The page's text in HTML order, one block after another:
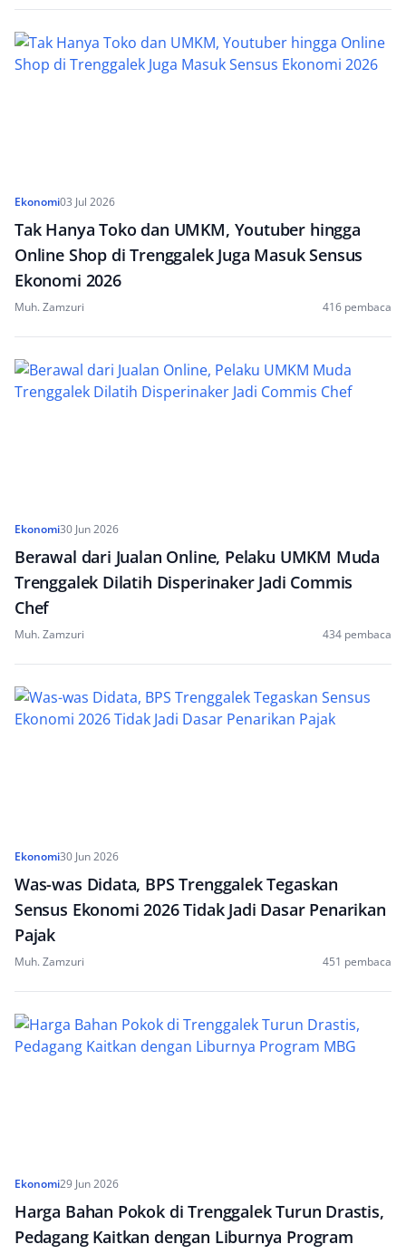
Ekonomi03 Jul 2026
Tak Hanya Toko dan UMKM, Youtuber hingga
Online Shop di Trenggalek Juga Masuk Sensus
Ekonomi 2026
Muh. Zamzuri 416 pembaca
Ekonomi30 Jun 2026
Berawal dari Jualan Online, Pelaku UMKM Muda
Trenggalek Dilatih Disperinaker Jadi Commis
Chef
Muh. Zamzuri 434 pembaca
Ekonomi30 Jun 2026
Was-was Didata, BPS Trenggalek Tegaskan
Sensus Ekonomi 2026 Tidak Jadi Dasar Penarikan
Pajak
Muh. Zamzuri 451 pembaca
Ekonomi29 Jun 2026
Harga Bahan Pokok di Trenggalek Turun Drastis,
Pedagang Kaitkan dengan Liburnya Program